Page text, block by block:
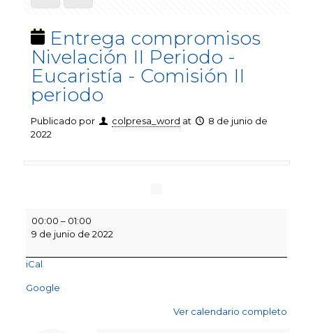
Entrega compromisos
Nivelación II Periodo -
Eucaristía - Comisión II
periodo
Publicado por colpresa_word at
8 de junio de
2022
compromisos
Nivelación
Periodo
Eucaristía
00:00 – 01:00
9 de junio de 2022
iCal
Google
Ver calendario completo